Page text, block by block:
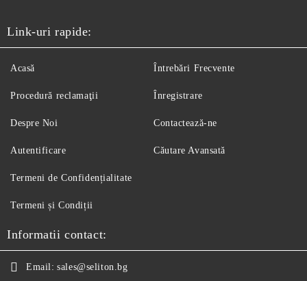
Link-uri rapide:
Acasă
Procedură reclamaţii
Despre Noi
Autentificare
Întrebări Frecvente
Înregistrare
Contactează-ne
Căutare Avansată
Termeni de Confidențialitate
Termeni și Condiții
Informatii contact:
Email: sales@seliton.bg